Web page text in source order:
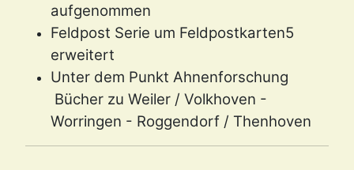
aufgenommen
Feldpost Serie um Feldpostkarten5
erweitert
Unter dem Punkt Ahnenforschung
Bücher zu Weiler / Volkhoven -
Worringen - Roggendorf / Thenhoven